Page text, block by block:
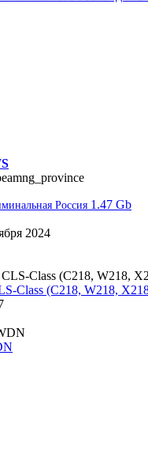
Россия 1.47 Gb
2024
Class (C218, W218,